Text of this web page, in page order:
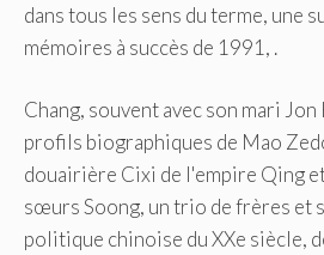
dans tous les sens du terme, une
mémoires à succès de 1991, .
Chang, souvent avec son mari
profils biographiques de Mao
douairière Cixi de l'empire Qing
sœurs Soong, un trio de frères et
politique chinoise du XXe siècle,